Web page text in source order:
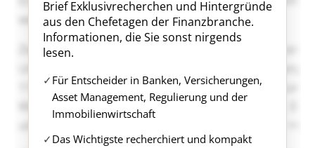
Brief Exklusivrecherchen und Hintergründe
aus den Chefetagen der Finanzbranche.
Informationen, die Sie sonst nirgends
lesen.
Für Entscheider in Banken, Versicherungen,
Asset Management, Regulierung und der
Immobilienwirtschaft
Das Wichtigste recherchiert und kompakt